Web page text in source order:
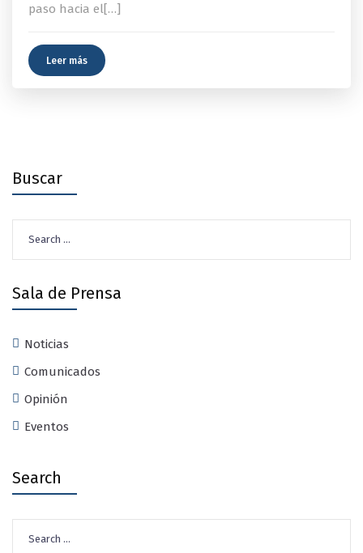
paso hacia el[…]
Leer más
Buscar
for:
Sala de Prensa
Noticias
Comunicados
Opinión
Eventos
Search
for: